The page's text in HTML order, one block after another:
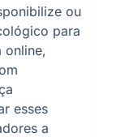
ou
para
online,
esses
a